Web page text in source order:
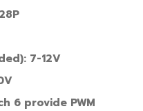
7-12V
6 provide PWM